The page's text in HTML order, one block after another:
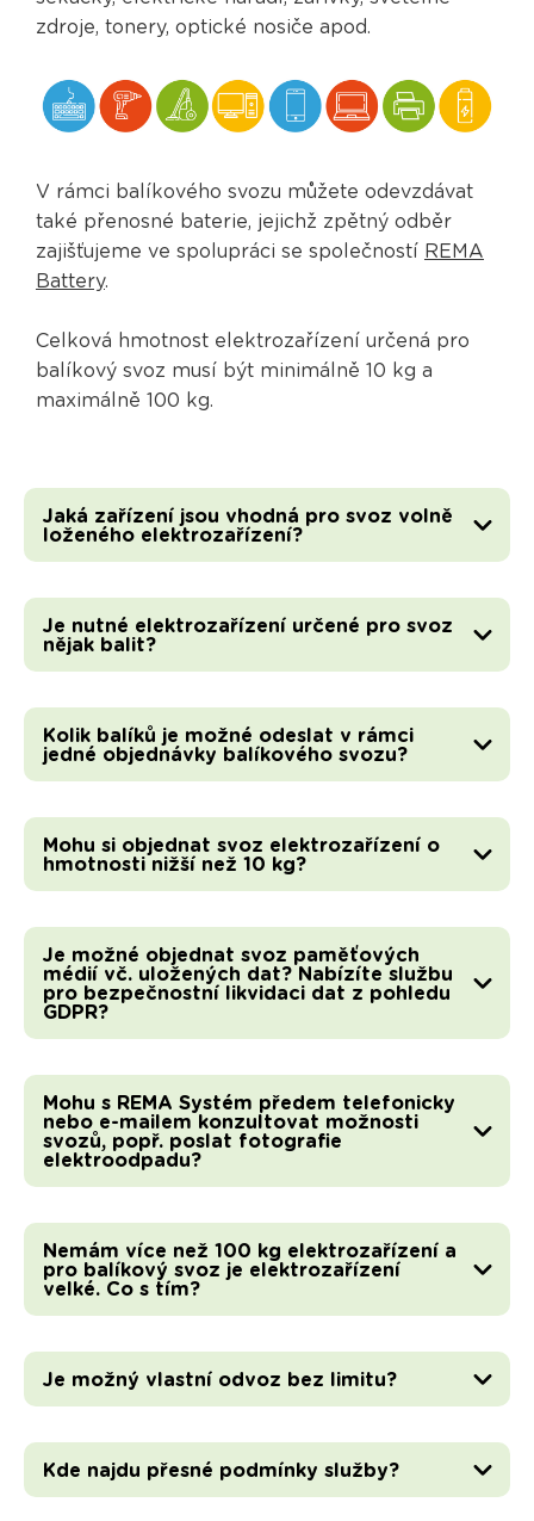
zdroje, tonery, optické nosiče apod.
V rámci balíkového svozu můžete odevzdávat
také přenosné baterie, jejichž zpětný odběr
zajišťujeme ve spolupráci se společností
REMA
Battery.
Celková hmotnost elektrozařízení určená pro
balíkový svoz musí být minimálně 10 kg a
maximálně 100 kg.
Jaká zařízení jsou vhodná pro svoz volně
loženého elektrozařízení?
Je nutné elektrozařízení určené pro svoz
nějak balit?
Kolik balíků je možné odeslat v rámci
jedné objednávky balíkového svozu?
Mohu si objednat svoz elektrozařízení o
hmotnosti nižší než 10 kg?
Je možné objednat svoz paměťových
médií vč. uložených dat? Nabízíte službu
pro bezpečnostní likvidaci dat z pohledu
GDPR?
Mohu s REMA Systém předem telefonicky
nebo e-mailem konzultovat možnosti
svozů, popř. poslat fotografie
elektroodpadu?
Nemám více než 100 kg elektrozařízení a
pro balíkový svoz je elektrozařízení
velké. Co s tím?
Je možný vlastní odvoz bez limitu?
Kde najdu přesné podmínky služby?